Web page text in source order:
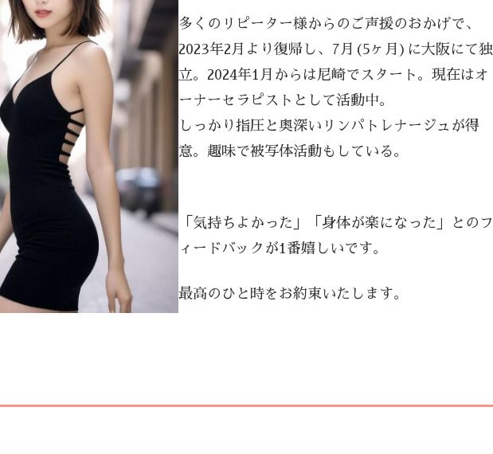
多くのリピーター様からのご声援のおかげで、
2023年2月より復帰し、7月(5ヶ月)に大阪にて独
立。2024年1月からは尼崎でスタート。現在はオ
ーナーセラピストとして活動中。
しっかり指圧と奥深いリンパトレナージュが得
意。趣味で被写体活動もしている。
「気持ちよかった」「身体が楽になった」とのフ
ィードバックが1番嬉しいです。
最高のひと時をお約束いたします。